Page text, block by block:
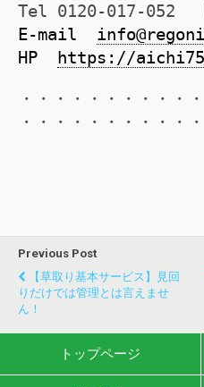
Tel 0120-017-052
E-mail
HP
https://
・・・・・・・・・・
・・・・・・・・・・・
Previous Post
【草取り基本サービス】見回
りだけでは管理とは言えませ
ん！
トップページ